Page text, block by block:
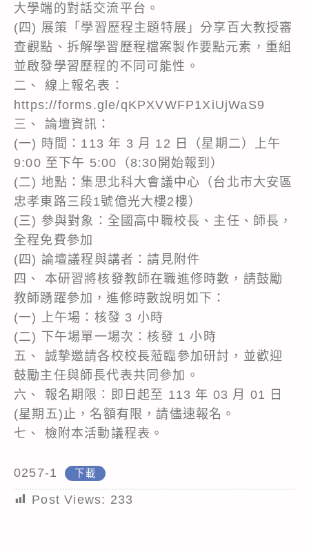
大學端的對話交流平台。
(四) 展策「學習歷程主題特展」分享百大教授審
查觀點、拆解學習歷程檔案製作要點元素，重組
並啟發學習歷程的不同可能性。
二、 線上報名表：
https://forms.gle/qKPXVWFP1XiUjWaS9
三、 論壇資訊：
(一) 時間：113 年 3 月 12 日（星期二）上午
9:00 至下午 5:00（8:30開始報到）
(二) 地點：集思北科大會議中心（台北市大安區
忠孝東路三段1號億光大樓2樓）
(三) 參與對象：全國高中職校長、主任、師長，
全程免費參加
(四) 論壇議程與講者：請見附件
四、 本研習將核發教師在職進修時數，請鼓勵
教師踴躍參加，進修時數說明如下：
(一) 上午場：核發 3 小時
(二) 下午場單一場次：核發 1 小時
五、 誠摯邀請各校校長蒞臨參加研討，並歡迎
鼓勵主任與師長代表共同參加。
六、 報名期限：即日起至 113 年 03 月 01 日
(星期五)止，名額有限，請儘速報名。
七、 檢附本活動議程表。
0257-1 下載
Post Views: 233